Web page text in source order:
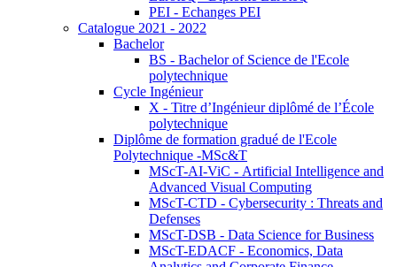
PEI - Echanges PEI
Catalogue 2021 - 2022
Bachelor
BS - Bachelor of Science de l'Ecole
polytechnique
Cycle Ingénieur
X - Titre d’Ingénieur diplômé de l’École
polytechnique
Diplôme de formation gradué de l'Ecole
Polytechnique -MSc&T
MScT-AI-ViC - Artificial Intelligence and
Advanced Visual Computing
MScT-CTD - Cybersecurity : Threats and
Defenses
MScT-DSB - Data Science for Business
MScT-EDACF - Economics, Data